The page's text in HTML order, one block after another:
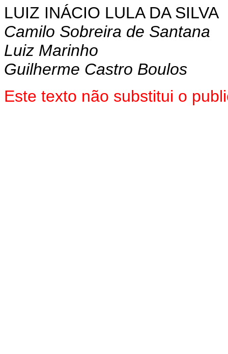
LUIZ INÁCIO LULA DA SILVA
Camilo Sobreira de Santana
Luiz Marinho
Guilherme Castro Boulos
Este texto não substitui o